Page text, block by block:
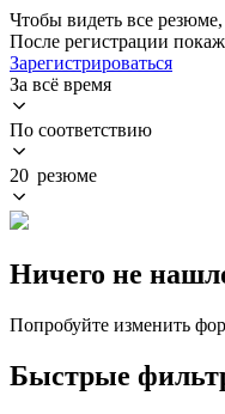
Чтобы видеть все резюме,
После регистрации
Зарегистрироваться
За всё время
По соответствию
20 резюме
Ничего не
Попробуйте изменить
Быстрые